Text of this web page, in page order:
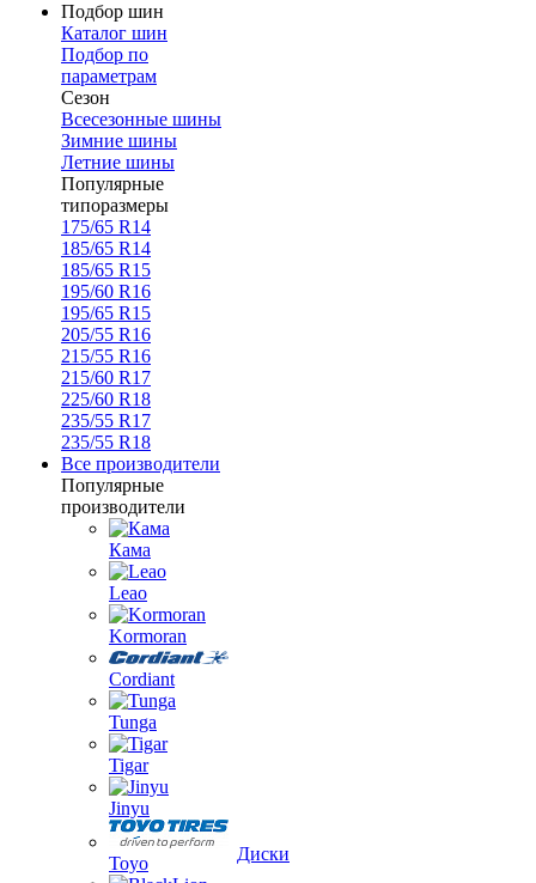
Подбор шин
Каталог шин
Подбор по
параметрам
Сезон
Всесезонные шины
Зимние шины
Летние шины
Популярные
типоразмеры
175/65 R14
185/65 R14
185/65 R15
195/60 R16
195/65 R15
205/55 R16
215/55 R16
215/60 R17
225/60 R18
235/55 R17
235/55 R18
Все производители
Популярные
производители
Кама
Leao
Kormoran
Cordiant
Tunga
Tigar
Jinyu
Toyo
Диски